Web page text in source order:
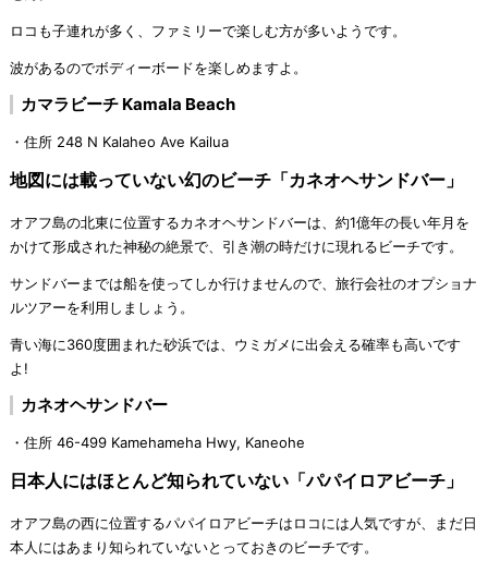
ロコも子連れが多く、ファミリーで楽しむ方が多いようです。
波があるのでボディーボードを楽しめますよ。
カマラビーチ Kamala Beach
・住所 248 N Kalaheo Ave Kailua
地図には載っていない幻のビーチ「カネオヘサンドバー」
オアフ島の北東に位置するカネオヘサンドバーは、約1億年の長い年月を
かけて形成された神秘の絶景で、引き潮の時だけに現れるビーチです。
サンドバーまでは船を使ってしか行けませんので、旅行会社のオプショナ
ルツアーを利用しましょう。
青い海に360度囲まれた砂浜では、ウミガメに出会える確率も高いです
よ!
カネオヘサンドバー
・住所 46-499 Kamehameha Hwy, Kaneohe
日本人にはほとんど知られていない「パパイロアビーチ」
オアフ島の西に位置するパパイロアビーチはロコには人気ですが、まだ日
本人にはあまり知られていないとっておきのビーチです。